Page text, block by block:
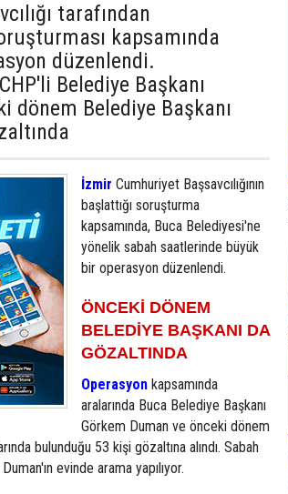
tarafından
kapsamında
düzenlendi.
Belediye Başkanı
dönem Belediye Başkanı
İzmir Cumhuriyet Başsavcılığının
başlattığı soruşturma
kapsamında, Buca Belediyesi'ne
yönelik sabah saatlerinde büyük
bir operasyon düzenlendi.
ÖNCEKİ DÖNEM
BELEDİYE BAŞKANI DA
GÖZALTINDA
Operasyon kapsamında
aralarında Buca Belediye Başkanı
Görkem Duman ve önceki dönem
bulunduğu 53 kişi gözaltına alındı. Sabah
evinde arama yapılıyor.